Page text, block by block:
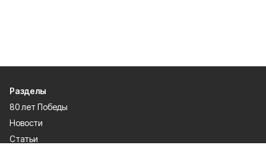
Разделы
80 лет Победы
Новости
Статьи